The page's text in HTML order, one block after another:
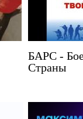
БАРС -
Страны